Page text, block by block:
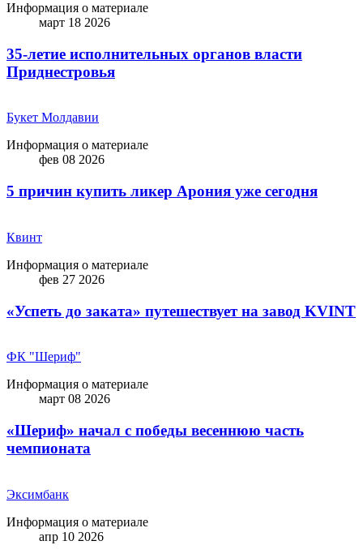
Информация о материале
март 18 2026
35-летие исполнительных органов власти
Приднестровья
Букет Молдавии
Информация о материале
фев 08 2026
5 причин купить ликep Арония уже сегодня
Квинт
Информация о материале
фев 27 2026
«Успеть до заката» путешествует на завод KVINT
ФК "Шериф"
Информация о материале
март 08 2026
«Шериф» начал с победы весеннюю часть
чемпионата
Эксимбанк
Информация о материале
апр 10 2026